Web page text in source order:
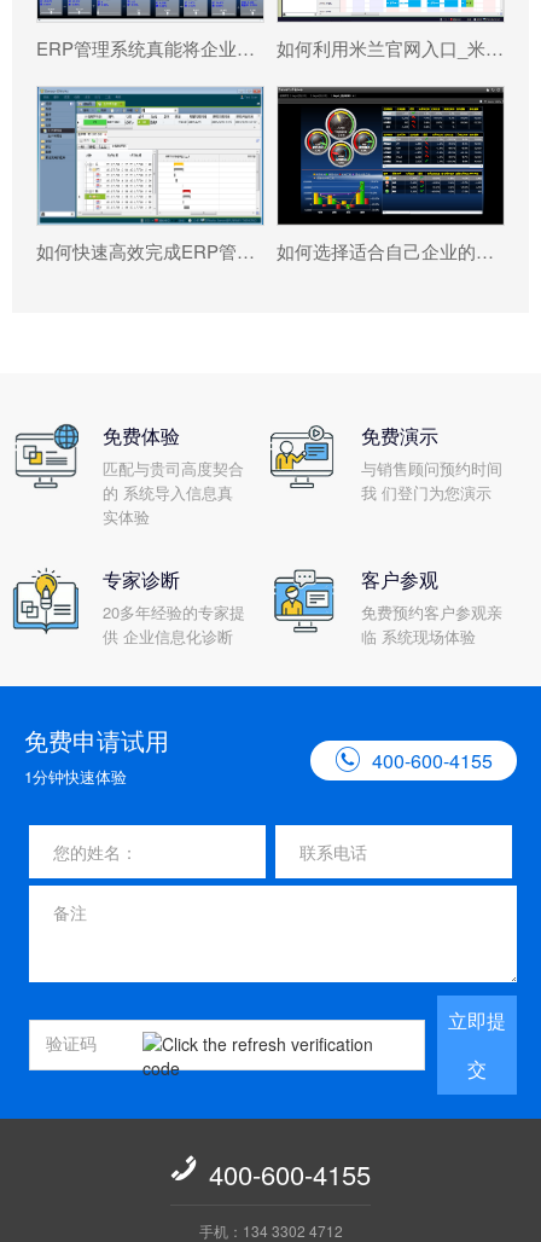
ERP管理系统真能将企业数据转化为可执行决策吗? 如何利用米兰官网入口_米兰（中国） 系统更好提升企业运营效率?
如何快速高效完成ERP管理系统配置? 如何选择适合自己企业的米兰官网入口_米兰（中国） ?
免费体验
匹配与贵司高度契合
的 系统导入信息真
实体验
免费演示
与销售顾问预约时间
我 们登门为您演示
专家诊断
20多年经验的专家提
供 企业信息化诊断
客户参观
免费预约客户参观亲
临 系统现场体验
免费申请试用
1分钟快速体验
 400-600-4155
立即提
交
 400-600-4155
手机：134 3302 4712